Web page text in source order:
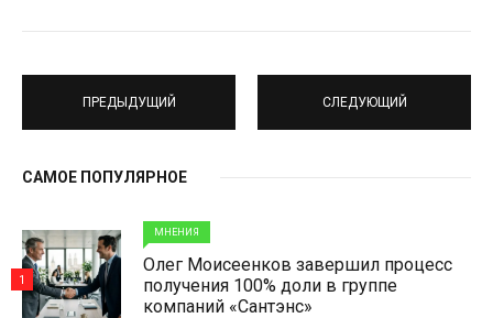
ПРЕДЫДУЩИЙ СЛЕДУЮЩИЙ
САМОЕ ПОПУЛЯРНОЕ
МНЕНИЯ
Олег Моисеенков завершил процесс
получения 100% доли в группе
компаний «Сантэнс»
1